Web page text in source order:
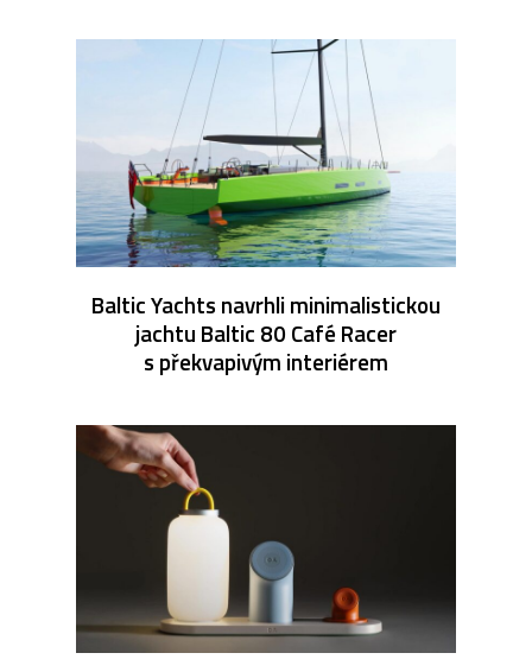
Baltic Yachts navrhli minimalistickou
jachtu Baltic 80 Café Racer
s překvapivým interiérem